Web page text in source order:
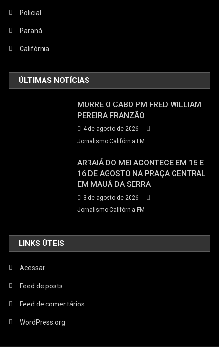
Policial
Paraná
Califórnia
ÚLTIMAS NOTÍCIAS
MORRE O CABO PM FRED WILLIAM
PEREIRA FRANZÃO
4 de agosto de 2026
Jornalismo Califórnia FM
ARRAIÁ DO MEI ACONTECE EM 15 E
16 DE AGOSTO NA PRAÇA CENTRAL
EM MAUÁ DA SERRA
3 de agosto de 2026
Jornalismo Califórnia FM
LINKS ÚTEIS
Acessar
Feed de posts
Feed de comentários
WordPress.org